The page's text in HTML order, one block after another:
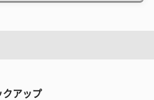
クアップ